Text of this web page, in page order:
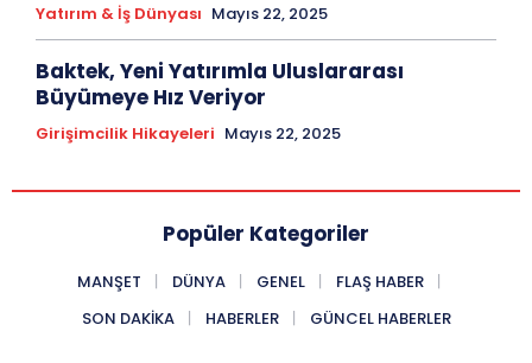
Yatırım & İş Dünyası Mayıs 22, 2025
Baktek, Yeni Yatırımla Uluslararası
Büyümeye Hız Veriyor
Girişimcilik Hikayeleri Mayıs 22, 2025
Popüler Kategoriler
MANŞET DÜNYA GENEL
FLAŞ HABER
SON DAKIKA
HABERLER GÜNCEL HABERLER